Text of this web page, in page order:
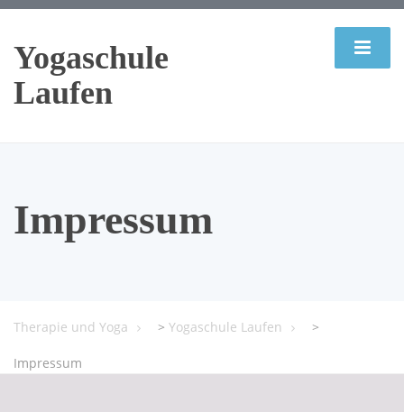
Yogaschule
Laufen
Impressum
Therapie und Yoga > Yogaschule Laufen >
Impressum